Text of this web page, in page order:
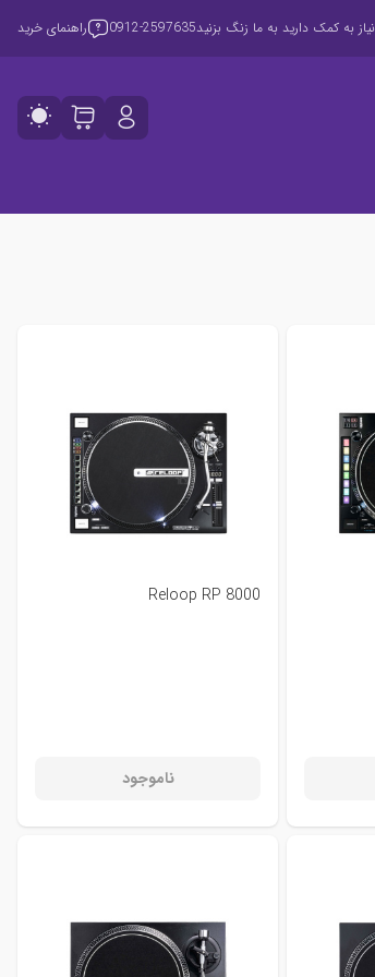
0912-2597635نیاز به کمک دارید به ما زنگ بزنید راهنمای خرید
Reloop RP 8000
ناموجود